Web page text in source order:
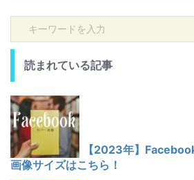
読まれている記事
【2023年】
画像サイズはこちら！